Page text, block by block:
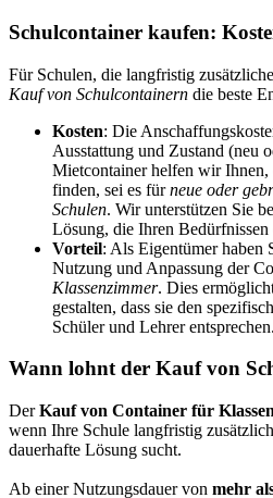
Schulcontainer kaufen:
Für Schulen, die langfristig
Kauf von Schulcontainern die beste
Kosten: Die
Ausstattung und Zustand (neu
Mietcontainer helfen wir Ihnen,
finden, sei es fürneue oder
Schulen. Wir unterstützen Sie
Lösung, die Ihren Bedürfnissen
Vorteil: Als Eigentümer haben
Nutzung und Anpassung der
Klassenzimmer. Dies
gestalten, dass sie den
Schüler und Lehrer entsprechen.
Wann lohnt der Kauf von
DerKauf von Container für
wenn Ihre Schule langfristig
dauerhafte Lösung sucht.
Ab einer Nutzungsdauer von mehr